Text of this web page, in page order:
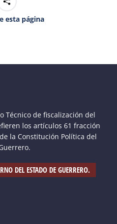
esta página
Técnico de fiscalización del
los artículos 61 fracción
la Constitución Política del
DEL ESTADO DE GUERRERO.